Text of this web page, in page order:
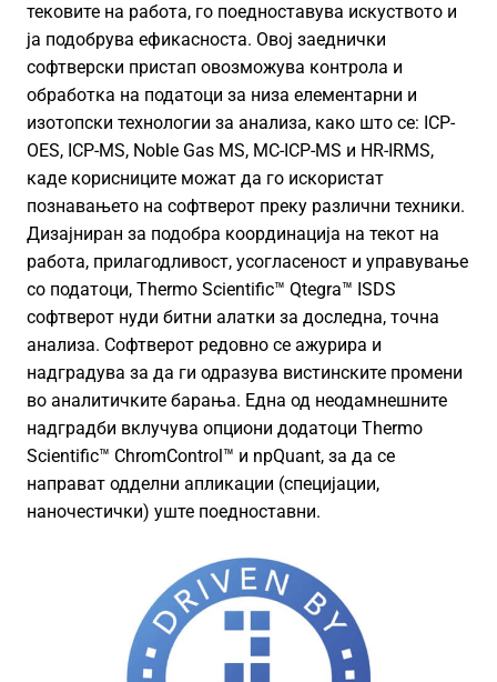
тековите на работа, го поедноставува искуството и
ја подобрува ефикасноста. Овој заеднички
софтверски пристап овозможува контрола и
обработка на податоци за низа елементарни и
изотопски технологии за анализа, како што се: ICP-
OES, ICP-MS, Noble Gas MS, MC-ICP-MS и HR-IRMS,
каде корисниците можат да го искористат
познавањето на софтверот преку различни техники.
Дизајниран за подобра координација на текот на
работа, прилагодливост, усогласеност и управување
со податоци, Thermo Scientific™ Qtegra™ ISDS
софтверот нуди битни алатки за доследна, точна
анализа. Софтверот редовно се ажурира и
надградува за да ги одразува вистинските промени
во аналитичките барања. Една од неодамнешните
надградби вклучува опциони додатоци Thermo
Scientific™ ChromControl™ и npQuant, за да се
направат одделни апликации (специјации,
наночестички) уште поедноставни.